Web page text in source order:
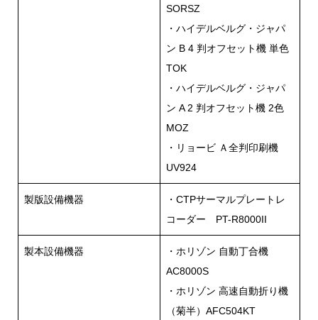
SORSZ
・ハイデルベルグ・ジャパ
ン B 4 判オフセット機 単色
TOK
・ハイデルベルグ・ジャパ
ン A 2 判オフセット機 2色
MOZ
・リョービ Ａ全判印刷機
UV924
製版設備機器
・CTPサーマルプレートレ
コーダー PT-R8000II
製本設備機器
・ホリゾン 自動丁合機
AC8000S
・ホリゾン 高速自動折り機
（菊半）AFC504KT